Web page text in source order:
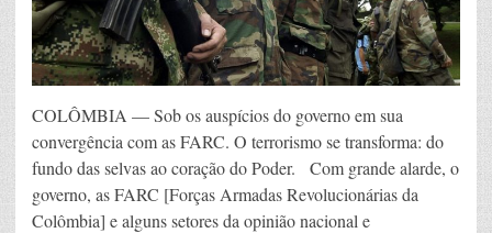
COLÔMBIA — Sob os auspícios do governo em sua
convergência com as FARC. O terrorismo se transforma: do
fundo das selvas ao coração do Poder. Com grande alarde, o
governo, as FARC [Forças Armadas Revolucionárias da
Colômbia] e alguns setores da opinião nacional e